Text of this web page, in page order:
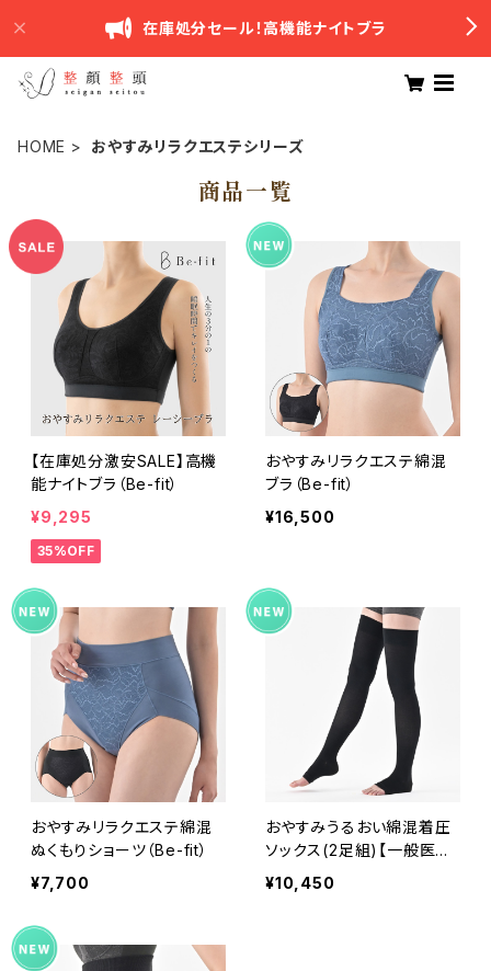
在庫処分セール！高機能ナイトブラ
HOME おやすみリラクエステシリーズ
商品一覧
【在庫処分激安SALE】高機
能ナイトブラ（Be-fit）
¥9,295
35%OFF
おやすみリラクエステ綿混
ブラ（Be-fit）
¥16,500
おやすみリラクエステ綿混
ぬくもりショーツ（Be-fit）
¥7,700
おやすみうるおい綿混着圧
ソックス(2足組)【一般医療
機器】（Be-fit）
¥10,450